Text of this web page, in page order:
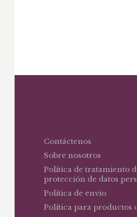
Contáctenos
Sobre nosotros
Política de tratamiento
protección de datos
Política de envío
Política para productos